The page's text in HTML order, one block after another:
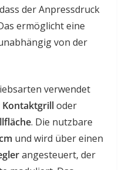
der Anpressdruck
ermöglicht eine
von der
verwendet
Kontaktgrilloder
. Die nutzbare
und wird über einen
angesteuert, der